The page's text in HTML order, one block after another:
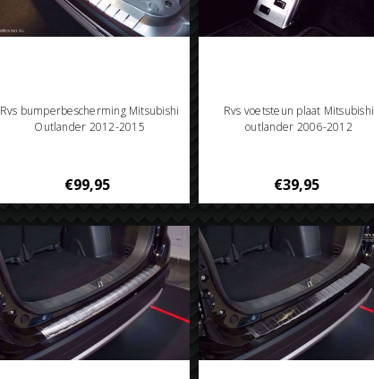
Rvs bumperbescherming Mitsubishi
Outlander 2012-2015
€99,95
Rvs voetsteun plaat Mitsubishi
outlander 2006-2012
€39,95